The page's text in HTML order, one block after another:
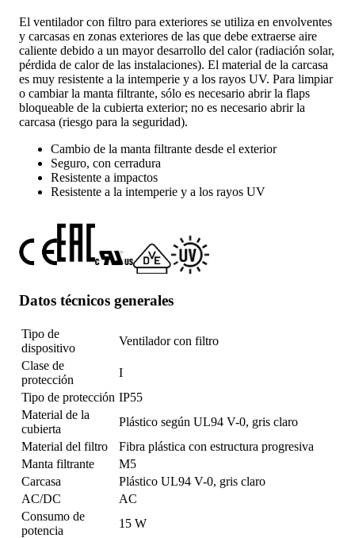
El ventilador con filtro para exteriores se utiliza en envolventes
y carcasas en zonas exteriores de las que debe extraerse aire
caliente debido a un mayor desarrollo del calor (radiación solar,
pérdida de calor de las instalaciones). El material de la carcasa
es muy resistente a la intemperie y a los rayos UV. Para limpiar
o cambiar la manta filtrante, sólo es necesario abrir la flaps
bloqueable de la cubierta exterior; no es necesario abrir la
carcasa (riesgo para la seguridad).
Cambio de la manta filtrante desde el exterior
Seguro, con cerradura
Resistente a impactos
Resistente a la intemperie y a los rayos UV
Datos técnicos generales
Tipo de
dispositivo
Ventilador con filtro
Clase de
protección
I
Tipo de protección IP55
Material de la
cubierta
Plástico según UL94 V-0, gris claro
Material del filtro
Fibra plástica con estructura progresiva
Manta filtrante
M5
Carcasa
Plástico UL94 V-0, gris claro
AC/DC
AC
Consumo de
potencia
15 W